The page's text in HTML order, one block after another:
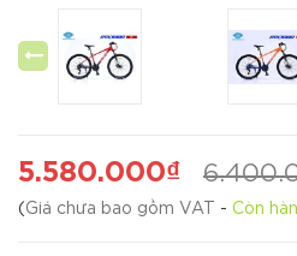
5.580.000₫
( Giá chưa bao gồm VAT - Còn